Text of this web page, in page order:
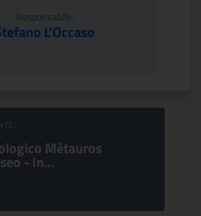
Responsabile:
L'Occaso
Mètauros
- In...